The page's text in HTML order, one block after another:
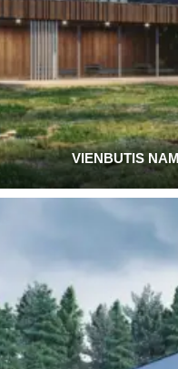
VIENBUTIS